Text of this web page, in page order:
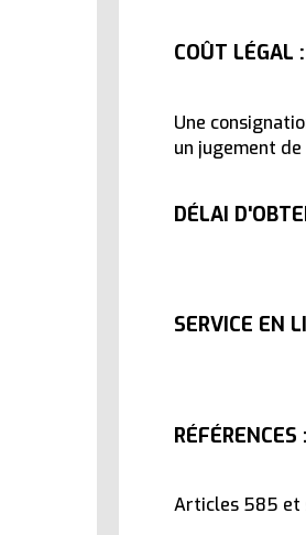
COÛT LÉGAL :
Une
un jugement
DÉLAI
SERVICE EN
RÉFÉRENCES :
Articles 585 et
Recrutement des